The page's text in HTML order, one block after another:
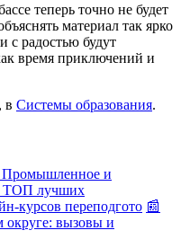
теперь точно не будет
материал так ярко
с радостью будут
время приключений и
, в Системы образования.
Промышленное и
ТОП лучших
курсов переподгото 📰
округе: вызовы и